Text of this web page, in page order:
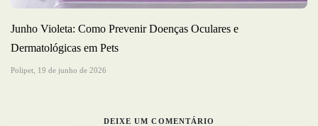
Junho Violeta: Como Prevenir Doenças Oculares e
Dermatológicas em Pets
Polipet, 19 de junho de 2026
DEIXE UM COMENTÁRIO